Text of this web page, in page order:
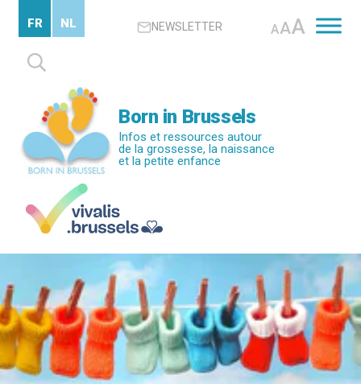
contenu
principal
NEWSLETTER AAA
Rechercher :
FR NL
Born in Brussels
Infos et ressources autour
de la grossesse, la naissance
et la petite enfance